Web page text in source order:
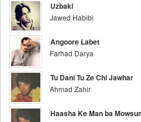
Uzbaki
Jawed Habibi
Angoore Labet
Farhad Darya
Tu Dani Tu Ze Chi Jawhar
Ahmad Zahir
Haasha Ke Man ba